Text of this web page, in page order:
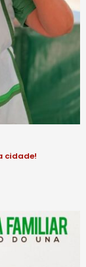
cidade!